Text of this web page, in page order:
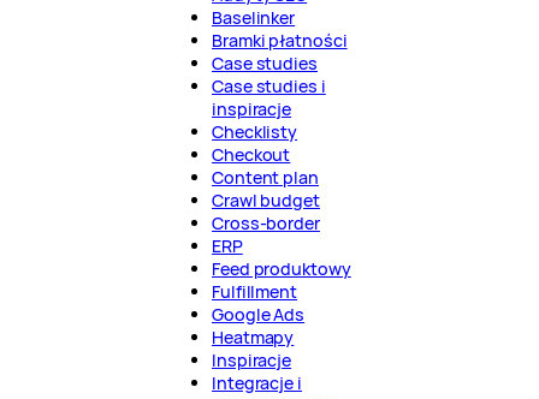
Baselinker
Bramki płatności
Case studies
Case studies i
inspiracje
Checklisty
Checkout
Content plan
Crawl budget
Cross-border
ERP
Feed produktowy
Fulfillment
Google Ads
Heatmapy
Inspiracje
Integracje i